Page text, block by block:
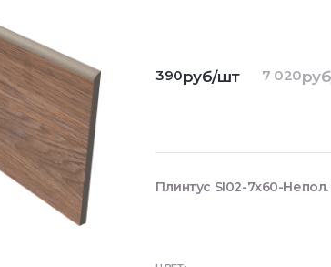
390руб/шт 7 020
Плинтус SI02-7x60-Непол.